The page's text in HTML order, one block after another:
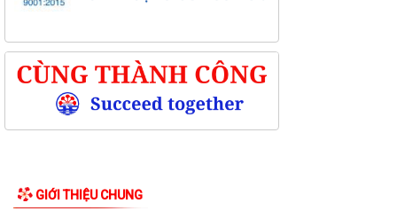
GIỚI THIỆU CHUNG